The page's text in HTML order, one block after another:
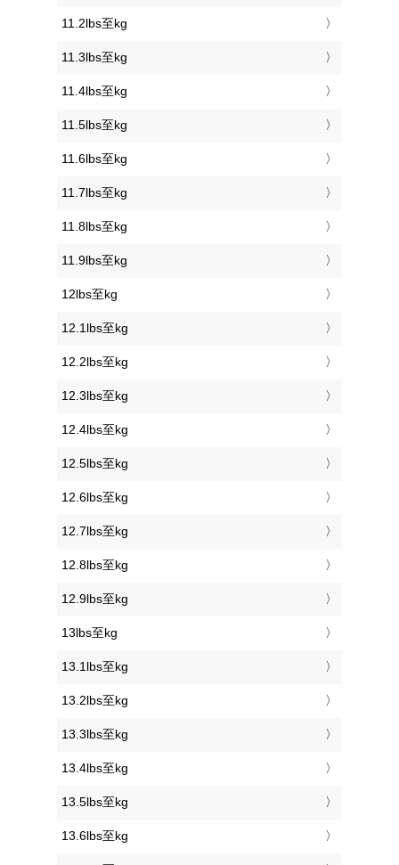
11.2lbs至kg
11.3lbs至kg
11.4lbs至kg
11.5lbs至kg
11.6lbs至kg
11.7lbs至kg
11.8lbs至kg
11.9lbs至kg
12lbs至kg
12.1lbs至kg
12.2lbs至kg
12.3lbs至kg
12.4lbs至kg
12.5lbs至kg
12.6lbs至kg
12.7lbs至kg
12.8lbs至kg
12.9lbs至kg
13lbs至kg
13.1lbs至kg
13.2lbs至kg
13.3lbs至kg
13.4lbs至kg
13.5lbs至kg
13.6lbs至kg